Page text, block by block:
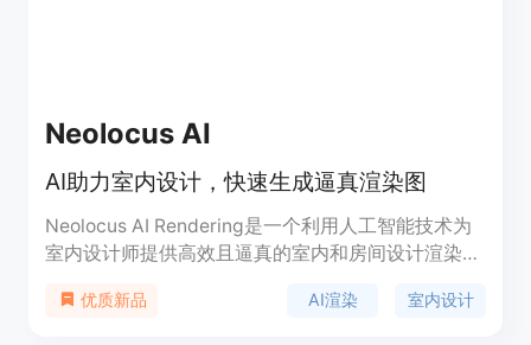
Neolocus AI
AI助力室内设计，快速生成逼真渲染图
Neolocus AI Rendering是一个利用人工智能技术为
室内设计师提供高效且逼真的室内和房间设计渲染服
利用AI技术快速生成高质量的渲染图，显著节省了设
优质新品 AI渲染 室内设计